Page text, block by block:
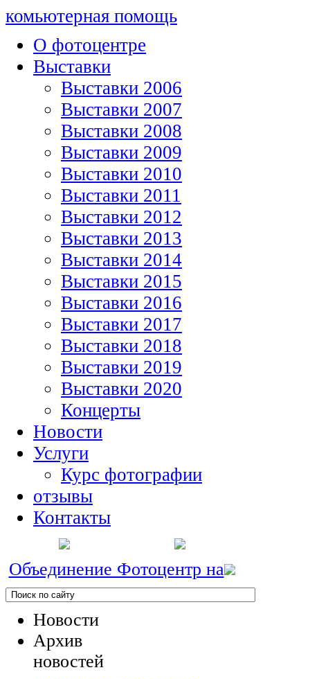
комьютерная помощь
О фотоцентре
Выставки
Выставки 2006
Выставки 2007
Выставки 2008
Выставки 2009
Выставки 2010
Выставки 2011
Выставки 2012
Выставки 2013
Выставки 2014
Выставки 2015
Выставки 2016
Выставки 2017
Выставки 2018
Выставки 2019
Выставки 2020
Концерты
Новости
Услуги
Курс фотографии
отзывы
Контакты
Объединение Фотоцентр на
Новости
Архив
новостей